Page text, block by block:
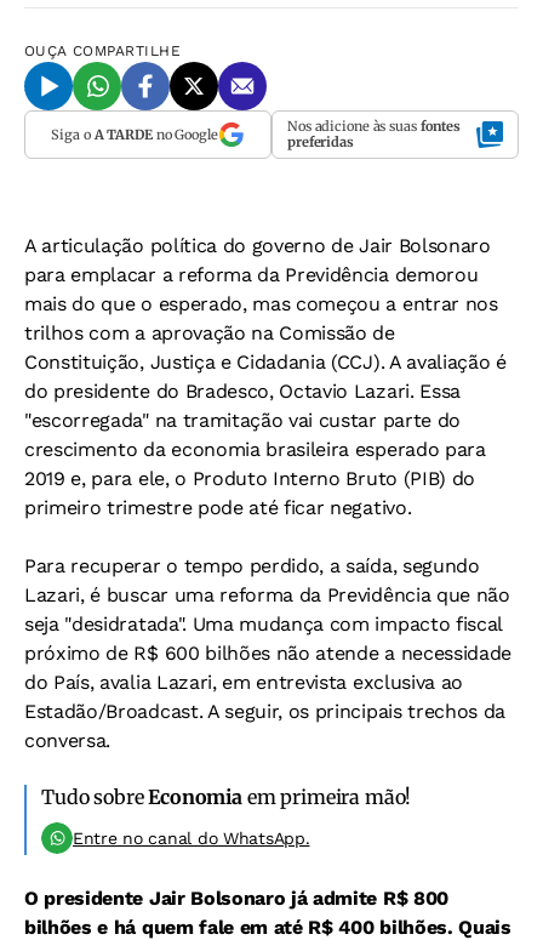
OUÇA COMPARTILHE
Siga o A TARDEno Google Nos adicione às suas fontes
preferidas
A articulação política do governo de Jair Bolsonaro
para emplacar a reforma da Previdência demorou
mais do que o esperado, mas começou a entrar nos
trilhos com a aprovação na Comissão de
Constituição, Justiça e Cidadania (CCJ). A avaliação é
do presidente do Bradesco, Octavio Lazari. Essa
"escorregada" na tramitação vai custar parte do
crescimento da economia brasileira esperado para
2019 e, para ele, o Produto Interno Bruto (PIB) do
primeiro trimestre pode até ficar negativo.
Para recuperar o tempo perdido, a saída, segundo
Lazari, é buscar uma reforma da Previdência que não
seja "desidratada". Uma mudança com impacto fiscal
próximo de R$ 600 bilhões não atende a necessidade
do País, avalia Lazari, em entrevista exclusiva ao
Estadão/Broadcast. A seguir, os principais trechos da
conversa.
Tudo sobreEconomiaem primeira mão!
Entre no canal do WhatsApp.
O presidente Jair Bolsonaro já admite R$ 800
bilhões e há quem fale em até R$ 400 bilhões. Quais